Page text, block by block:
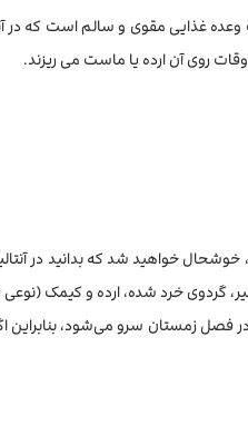
غذایی مقوی و سالم است که در
روی آن ارده یا ماست می ریزند.
خوشحال خواهید شد که بدانید در
گردوی خرد شده، ارده و کیمک
زمستان سرو می‌شود، بنابراین اگر